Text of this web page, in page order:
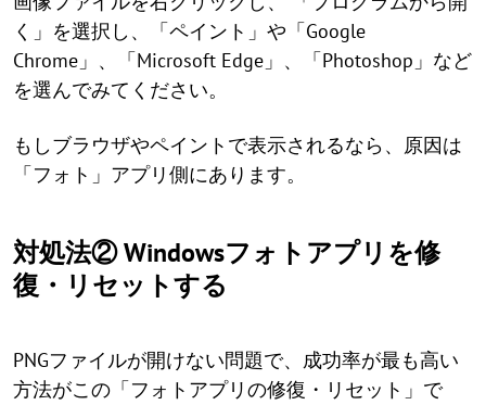
く」を選択し、「ペイント」や「Google
Chrome」、「Microsoft Edge」、「Photoshop」など
を選んでみてください。
もしブラウザやペイントで表示されるなら、原因は
「フォト」アプリ側にあります。
対処法② Windowsフォトアプリを修
復・リセットする
PNGファイルが開けない問題で、成功率が最も高い
方法がこの「フォトアプリの修復・リセット」で